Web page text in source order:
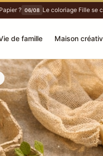
? 06/08 Le coloriage Fille se
de famille Maison